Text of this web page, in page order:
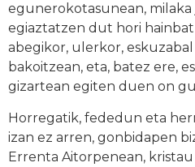
egunerokotasunean,
egiaztatzen dut hori
abegikor, ulerkor,
bakoitzean, eta, batez ere,
gizartean egiten duen on
Horregatik, fededun eta
izan ez arren, gonbidapen
Errenta Aitorpenean,